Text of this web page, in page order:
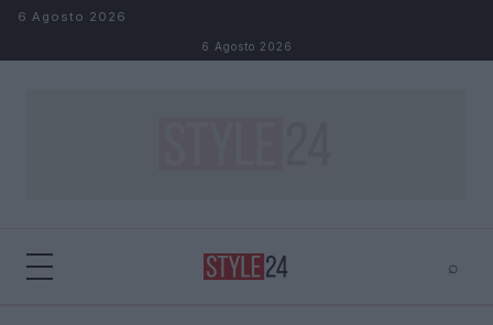
Salta al contenuto
6 Agosto 2026
6 Agosto 2026
⌕